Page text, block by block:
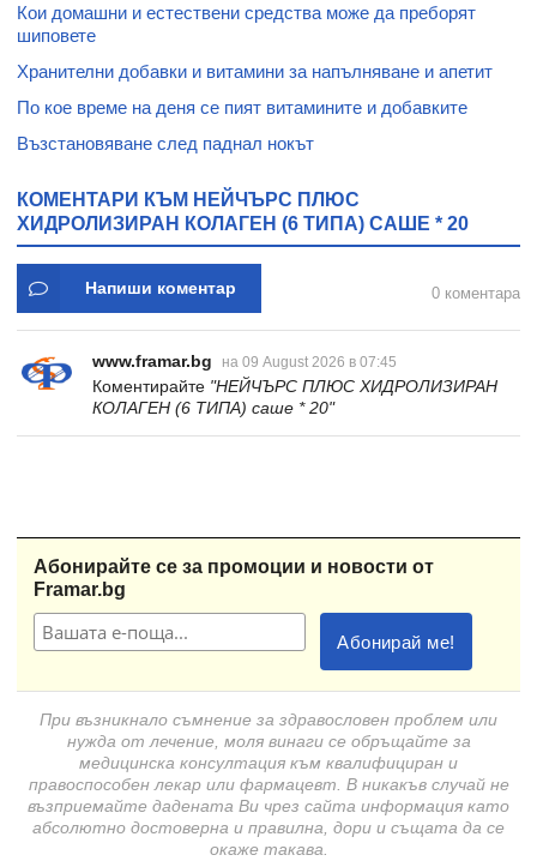
Кои домашни и естествени средства може да преборят
шиповете
Хранителни добавки и витамини за напълняване и апетит
По кое време на деня се пият витамините и добавките
Възстановяване след паднал нокът
КОМЕНТАРИ КЪМ НЕЙЧЪРС ПЛЮС
ХИДРОЛИЗИРАН КОЛАГЕН (6 ТИПА) САШЕ * 20
Напиши коментар 0 коментара
www.framar.bg на 09 August 2026 в 07:45
Коментирайте "НЕЙЧЪРС ПЛЮС ХИДРОЛИЗИРАН
КОЛАГЕН (6 ТИПА) саше * 20"
Абонирайте се за промоции и новости от
Framar.bg
При възникнало съмнение за здравословен проблем или
нужда от лечение, моля винаги се обръщайте за
медицинска консултация към квалифициран и
правоспособен лекар или фармацевт. В никакъв случай не
възприемайте дадената Ви чрез сайта информация като
абсолютно достоверна и правилна, дори и същата да се
окаже такава.